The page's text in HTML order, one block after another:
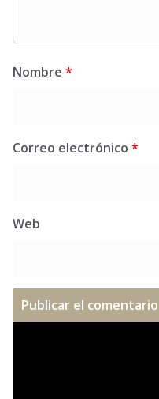
Nombre *
Correo electrónico *
Web